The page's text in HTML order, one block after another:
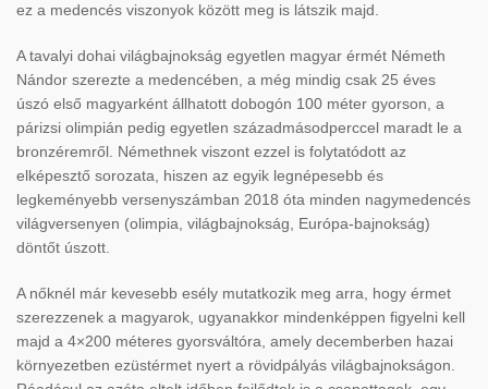
ez a medencés viszonyok között meg is látszik majd.
A tavalyi dohai világbajnokság egyetlen magyar érmét Németh
Nándor szerezte a medencében, a még mindig csak 25 éves
úszó első magyarként állhatott dobogón 100 méter gyorson, a
párizsi olimpián pedig egyetlen századmásodperccel maradt le a
bronzéremről. Némethnek viszont ezzel is folytatódott az
elképesztő sorozata, hiszen az egyik legnépesebb és
legkeményebb versenyszámban 2018 óta minden nagymedencés
világversenyen (olimpia, világbajnokság, Európa-bajnokság)
döntőt úszott.
A nőknél már kevesebb esély mutatkozik meg arra, hogy érmet
szerezzenek a magyarok, ugyanakkor mindenképpen figyelni kell
majd a 4×200 méteres gyorsváltóra, amely decemberben hazai
környezetben ezüstérmet nyert a rövidpályás világbajnokságon.